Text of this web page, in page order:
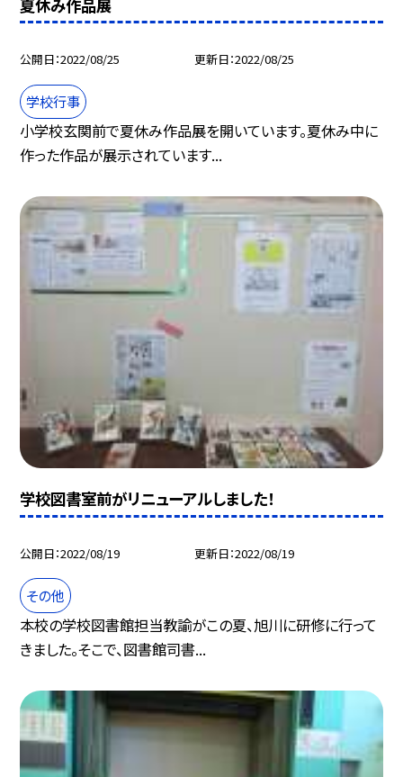
夏休み作品展
公開日 2022/08/25 更新日 2022/08/25
学校行事
小学校玄関前で夏休み作品展を開いています。夏休み中に
作った作品が展示されています...
学校図書室前がリニューアルしました！
公開日 2022/08/19 更新日 2022/08/19
その他
本校の学校図書館担当教諭がこの夏、旭川に研修に行って
きました。そこで、図書館司書...